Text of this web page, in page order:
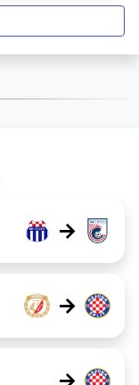
→
→